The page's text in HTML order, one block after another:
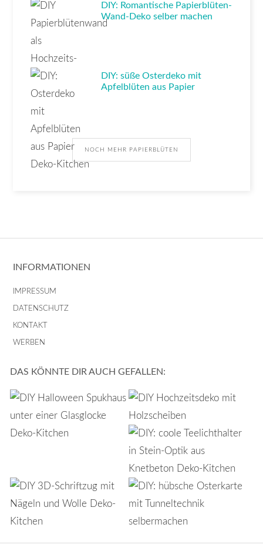
DIY: Romantische Papierblüten-
Wand-Deko selber machen
DIY: süße Osterdeko mit
Apfelblüten aus Papier
NOCH MEHR PAPIERBLÜTEN
INFORMATIONEN
IMPRESSUM
DATENSCHUTZ
KONTAKT
WERBEN
DAS KÖNNTE DIR AUCH GEFALLEN: